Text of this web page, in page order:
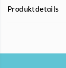
Produktdetails